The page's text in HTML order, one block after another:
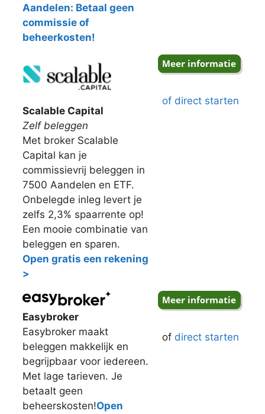
Aandelen: Betaal geen
commissie of
beheerkosten!
Scalable Capital
Zelf beleggen
Met broker Scalable
Capital kan je
commissievrij beleggen in
7500 Aandelen en ETF.
Onbelegde inleg levert je
zelfs 2,3% spaarrente op!
Een mooie combinatie van
beleggen en sparen.
Open gratis een rekening
>
of direct starten
Easybroker
Easybroker maakt
beleggen makkelijk en
begrijpbaar voor iedereen.
Met lage tarieven. Je
betaalt geen
beheerskosten!Open
of direct starten